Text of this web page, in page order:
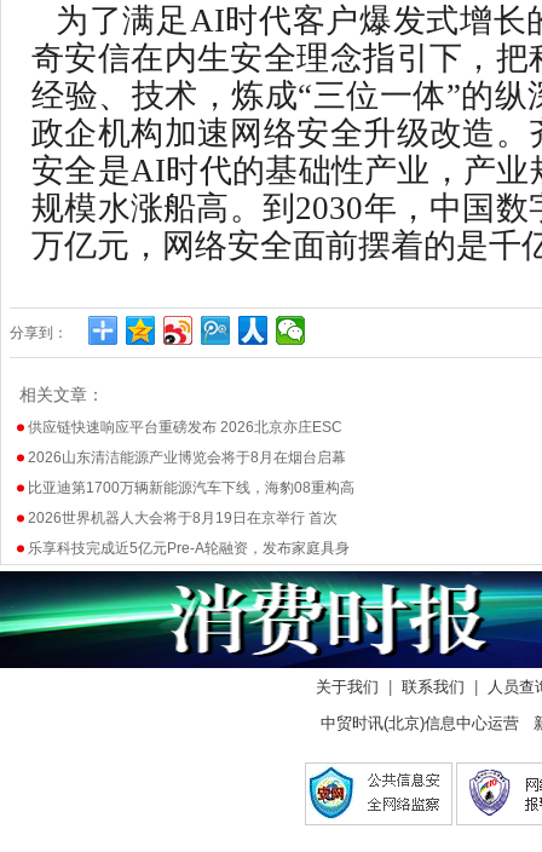
为了满足AI时代客户爆发式增长
奇安信在内生安全理念指引下，把
经验、技术，炼成“三位一体”的
政企机构加速网络安全升级改造。
安全是AI时代的基础性产业，产业
规模水涨船高。到2030年，中国数
万亿元，网络安全面前摆着的是千
分享到：
相关文章：
供应链快速响应平台重磅发布 2026北京亦庄ESC
2026山东清洁能源产业博览会将于8月在烟台启幕
比亚迪第1700万辆新能源汽车下线，海豹08重构高
2026世界机器人大会将于8月19日在京举行 首次
乐享科技完成近5亿元Pre-A轮融资，发布家庭具身
关于我们 | 联系我们 |
人员查
中贸时讯(北京)信息中心运营